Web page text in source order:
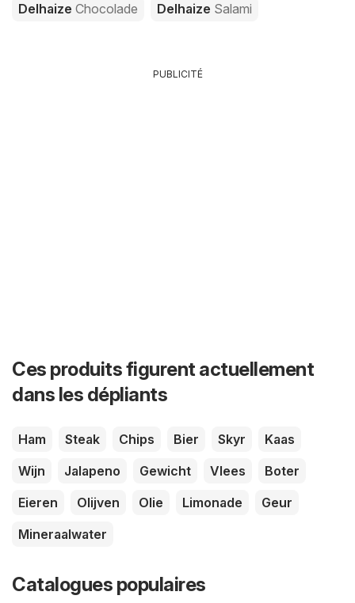
Delhaize Chocolade Delhaize Salami
PUBLICITÉ
Ces produits figurent actuellement
dans les dépliants
Ham Steak Chips Bier Skyr
Kaas
Wijn
Jalapeno Gewicht Vlees
Boter
Eieren
Olijven Olie Limonade
Geur
Mineraalwater
Catalogues populaires